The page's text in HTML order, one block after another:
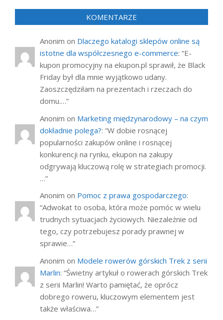
KOMENTARZE
Anonim on Dlaczego katalogi sklepów online są
istotne dla współczesnego e-commerce: “E-
kupon promocyjny na ekupon.pl sprawił, że Black
Friday był dla mnie wyjątkowo udany.
Zaoszczędziłam na prezentach i rzeczach do
domu.…”
Anonim on Marketing międzynarodowy – na czym
dokładnie polega?: “W dobie rosnącej
popularności zakupów online i rosnącej
konkurencji na rynku, ekupon na zakupy
odgrywają kluczową rolę w strategiach promocji.
…”
Anonim on Pomoc z prawa gospodarczego:
“Adwokat to osoba, która może pomóc w wielu
trudnych sytuacjach życiowych. Niezależnie od
tego, czy potrzebujesz porady prawnej w
sprawie…”
Anonim on Modele rowerów górskich Trek z serii
Marlin: “Świetny artykuł o rowerach górskich Trek
z serii Marlin! Warto pamiętać, że oprócz
dobrego roweru, kluczowym elementem jest
także właściwa…”